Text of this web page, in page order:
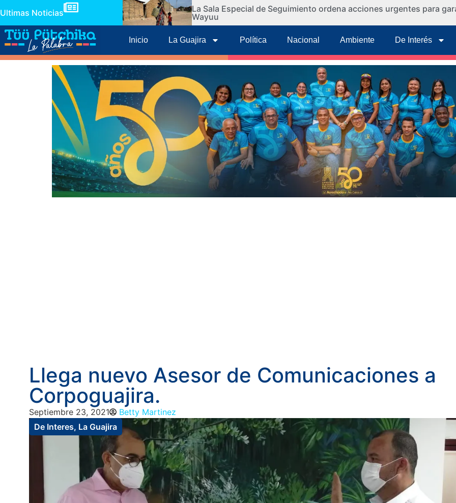
Ultimas Noticias
La Sala Especial de Seguimiento ordena acciones urgentes para
Wayuu
Inicio La Guajira Política Nacional Ambiente De Interés
Llega nuevo Asesor de Comunicaciones a
Corpoguajira.
Septiembre 23, 2021
Betty Martinez
De Interes, La Guajira